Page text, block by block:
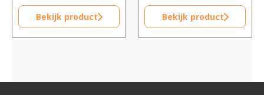
Bekijk product Bekijk product